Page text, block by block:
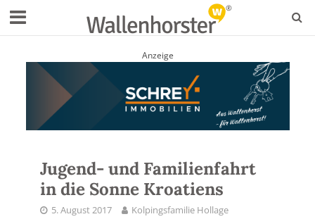
Anzeige
Jugend- und Familienfahrt
in die Sonne Kroatiens
5. August 2017
Kolpingsfamilie Hollage